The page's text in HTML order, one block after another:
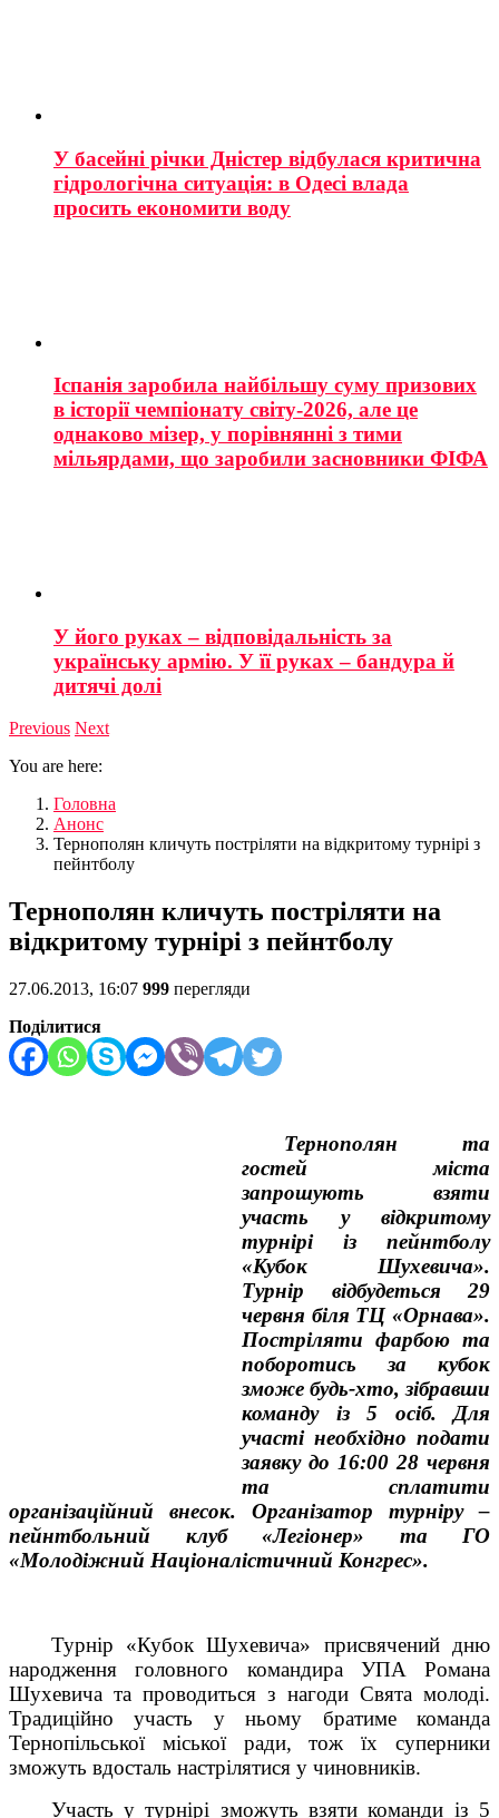
У басейні річки Дністер відбулася критична
гідрологічна ситуація: в Одесі влада
просить економити воду
Іспанія заробила найбільшу суму призових
в історії чемпіонату світу-2026, але це
однаково мізер, у порівнянні з тими
мільярдами, що заробили засновники ФІФА
У його руках – відповідальність за
українську армію. У її руках – бандура й
дитячі долі
Previous Next
You are here:
Головна
Анонс
Тернополян кличуть постріляти на відкритому турнірі з
пейнтболу
Тернополян кличуть постріляти на
відкритому турнірі з пейнтболу
27.06.2013, 16:07 999 перегляди
Поділитися
Тернополян та
гостей міста
запрошують взяти
участь у відкритому
турнірі із пейнтболу
«Кубок Шухевича».
Турнір відбудеться 29
червня біля ТЦ «Орнава».
Постріляти фарбою та
поборотись за кубок
зможе будь-хто, зібравши
команду із 5 осіб. Для
участі необхідно подати
заявку до 16:00 28 червня
та сплатити
організаційний внесок. Організатор турніру –
пейнтбольний клуб «Легіонер» та ГО
«Молодіжний Націоналістичний Конгрес».
Турнір «Кубок Шухевича» присвячений дню
народження головного командира УПА Романа
Шухевича та проводиться з нагоди Свята молоді.
Традиційно участь у ньому братиме команда
Тернопільської міської ради, тож їх суперники
зможуть вдосталь настрілятися у чиновників.
Участь у турнірі зможуть взяти команди із 5